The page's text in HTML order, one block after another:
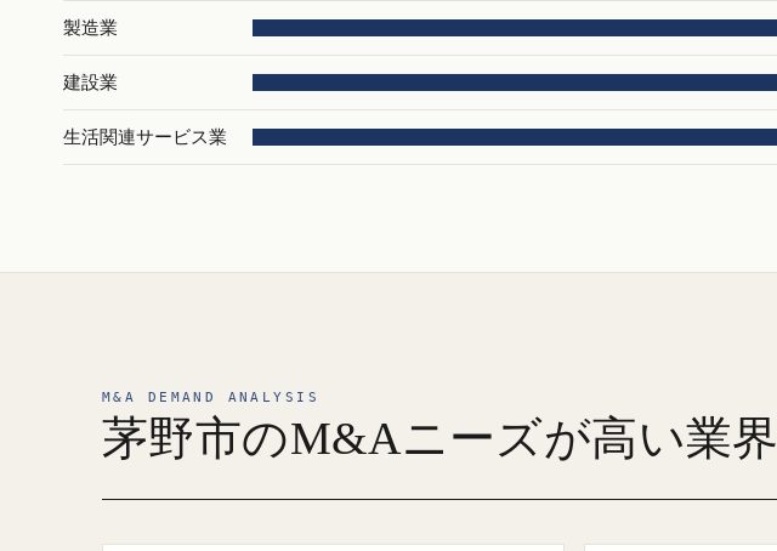
製造業
建設業
生活関連サービス業
M&A DEMAND ANALYSIS
茅野市のM&Aニーズが高い業界